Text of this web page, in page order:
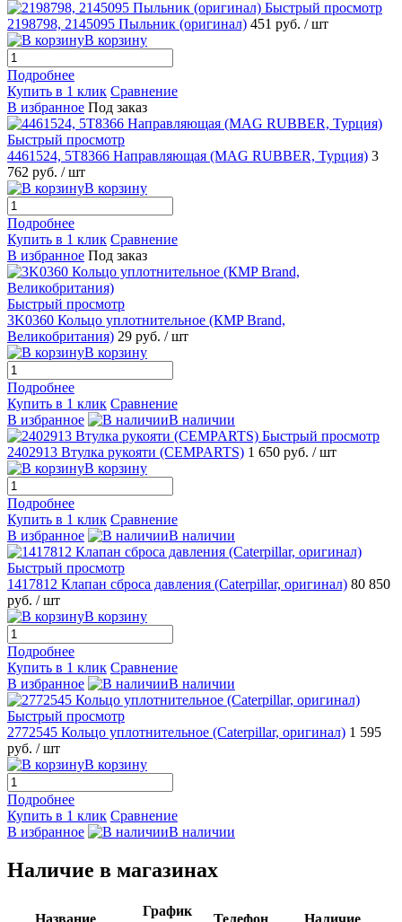
Быстрый просмотр
2198798, 2145095 Пыльник (оригинал) 451 руб. / шт
В корзину
Подробнее
Купить в 1 клик Сравнение
В избранное Под заказ
Быстрый просмотр
4461524, 5T8366 Направляющая (MAG RUBBER, Турция) 3
762 руб. / шт
В корзину
Подробнее
Купить в 1 клик Сравнение
В избранное Под заказ
Быстрый просмотр
3K0360 Кольцо уплотнительное (КMP Brand,
Великобритания) 29 руб. / шт
В корзину
Подробнее
Купить в 1 клик Сравнение
В избранное
В наличии
Быстрый просмотр
2402913 Втулка рукояти (CEMPARTS) 1 650 руб. / шт
В корзину
Подробнее
Купить в 1 клик Сравнение
В избранное
В наличии
Быстрый просмотр
1417812 Клапан сброса давления (Caterpillar, оригинал) 80 850
руб. / шт
В корзину
Подробнее
Купить в 1 клик Сравнение
В избранное
В наличии
Быстрый просмотр
2772545 Кольцо уплотнительное (Caterpillar, оригинал) 1 595
руб. / шт
В корзину
Подробнее
Купить в 1 клик Сравнение
В избранное
В наличии
Наличие в магазинах
Название
График
Телефон
Наличие